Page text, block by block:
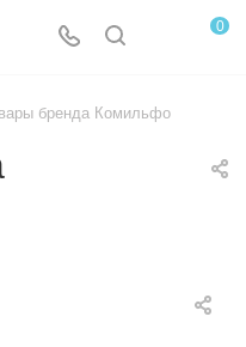
0
бренда Комильфо